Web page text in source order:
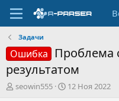
Задачи
Ошибка
Проблема
результатом
А
seowin555
Д12 Ноя 2022